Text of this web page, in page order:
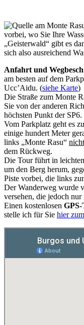
vorbei, wo Sie Ihre
„Geisterwald“ gibt es
sich also ausreichend
Anfahrt und
am besten auf dem
Ucc’Aidu. (siehe Karte)
Die Straße zum Monte
Sie von der anderen
höchsten Punkt der SP6.
Vom Parkplatz geht es
einige hundert Meter
links „Monte Rasu“ nicht
dem Rückweg.
Die Tour führt in
um den Berg herum,
Piste vorbei, die links
Der Wanderweg wurde
versehen, die jedoch
Einen kostenlosen
stelle ich für Sie hier